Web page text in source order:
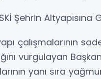
Şehrin Altyapısına
çalışmalarının
vurgulayan
yanı sıra